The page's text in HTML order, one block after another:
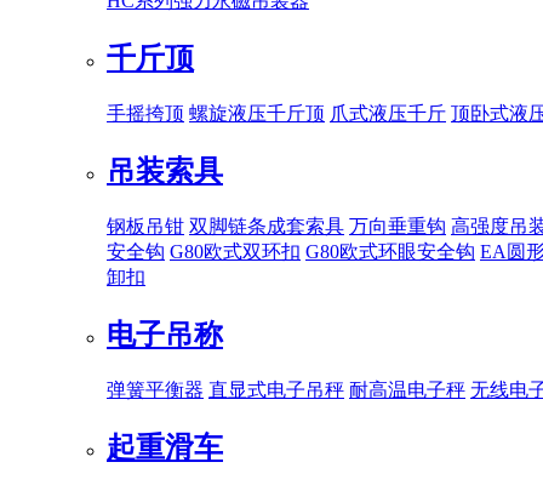
千斤顶
手摇挎顶 螺旋液压千斤顶 爪式液压千斤 顶卧式液
吊装索具
钢板吊钳 双脚链条成套索具 万向垂重钩 高强度吊
安全钩 G80欧式双环扣 G80欧式环眼安全钩 EA圆
卸扣
电子吊称
弹簧平衡器 直显式电子吊秤 耐高温电子秤 无线电
起重滑车